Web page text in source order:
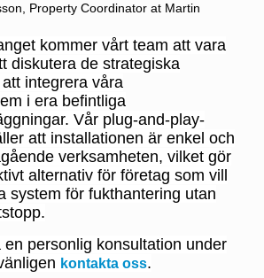
Property Coordinator at Martin
kommer vårt team att vara
diskutera de strategiska
integrera våra
i era befintliga
Vår plug-and-play-
att installationen är enkel och
verksamheten, vilket gör
alternativ för företag som vill
system för fukthantering utan
personlig konsultation under
kontakta oss.